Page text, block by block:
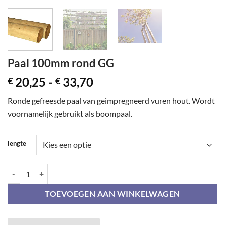
Paal 100mm rond GG
€ 20,25 - € 33,70Prijsklasse:
tot
€ 33,70
Ronde gefreesde paal van geimpregneerd vuren hout. Wordt
voornamelijk gebruikt als boompaal.
lengte
TOEVOEGEN AAN WINKELWAGEN